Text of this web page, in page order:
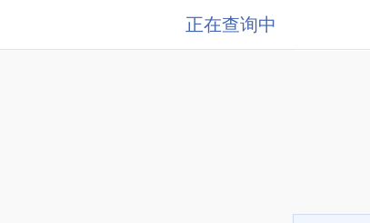
正在查询中